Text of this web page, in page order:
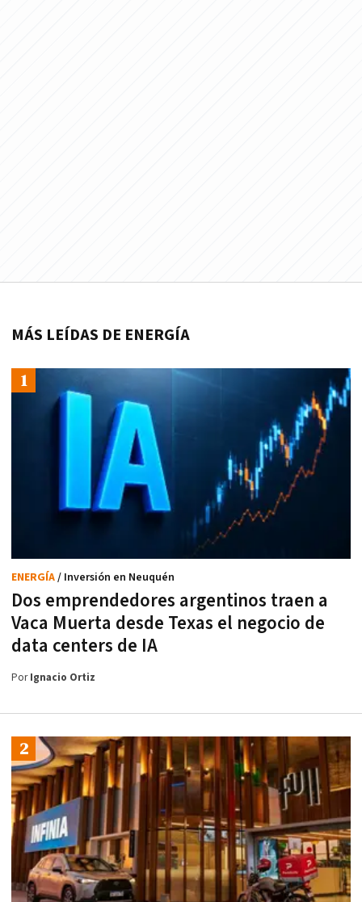
MÁS LEÍDAS DE ENERGÍA
Dos emprendedores argentinos traen a
Vaca Muerta desde Texas el negocio de
data centers de IA
ENERGÍA/ Inversión en Neuquén
PorIgnacio Ortiz